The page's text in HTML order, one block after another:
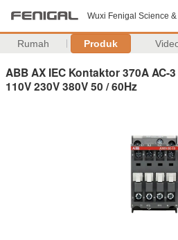
Wuxi Fenigal Science
Rumah Produk
ABB AX IEC Kontaktor 370A AC-
110V 230V 380V 50 / 60Hz